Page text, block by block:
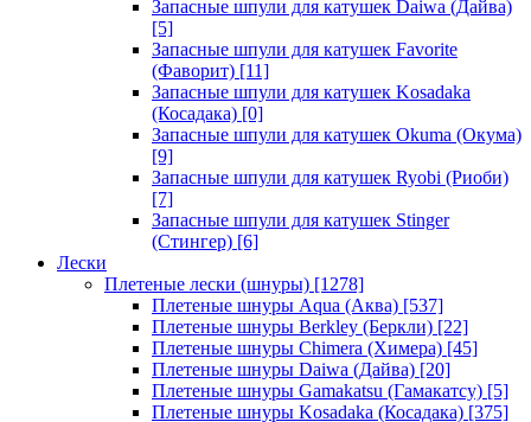
Запасные шпули для катушек Daiwa (Дайва)
[5]
Запасные шпули для катушек Favorite
(Фаворит) [11]
Запасные шпули для катушек Kosadaka
(Косадака) [0]
Запасные шпули для катушек Okuma (Окума)
[9]
Запасные шпули для катушек Ryobi (Риоби)
[7]
Запасные шпули для катушек Stinger
(Стингер) [6]
Лески
Плетеные лески (шнуры) [1278]
Плетеные шнуры Aqua (Аква) [537]
Плетеные шнуры Berkley (Беркли) [22]
Плетеные шнуры Chimera (Химера) [45]
Плетеные шнуры Daiwa (Дайва) [20]
Плетеные шнуры Gamakatsu (Гамакатсу) [5]
Плетеные шнуры Kosadaka (Косадака) [375]